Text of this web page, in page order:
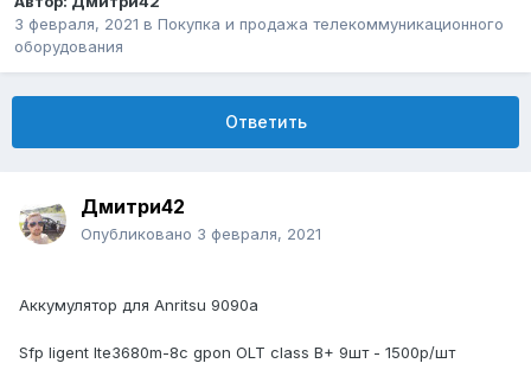
3 февраля, 2021 в Покупка и продажа телекоммуникационного
оборудования
Ответить
Дмитри42
Опубликовано 3 февраля, 2021
Аккумулятор для Anritsu 9090a
Sfp ligent lte3680m-8c gpon OLT class B+ 9шт - 1500р/шт